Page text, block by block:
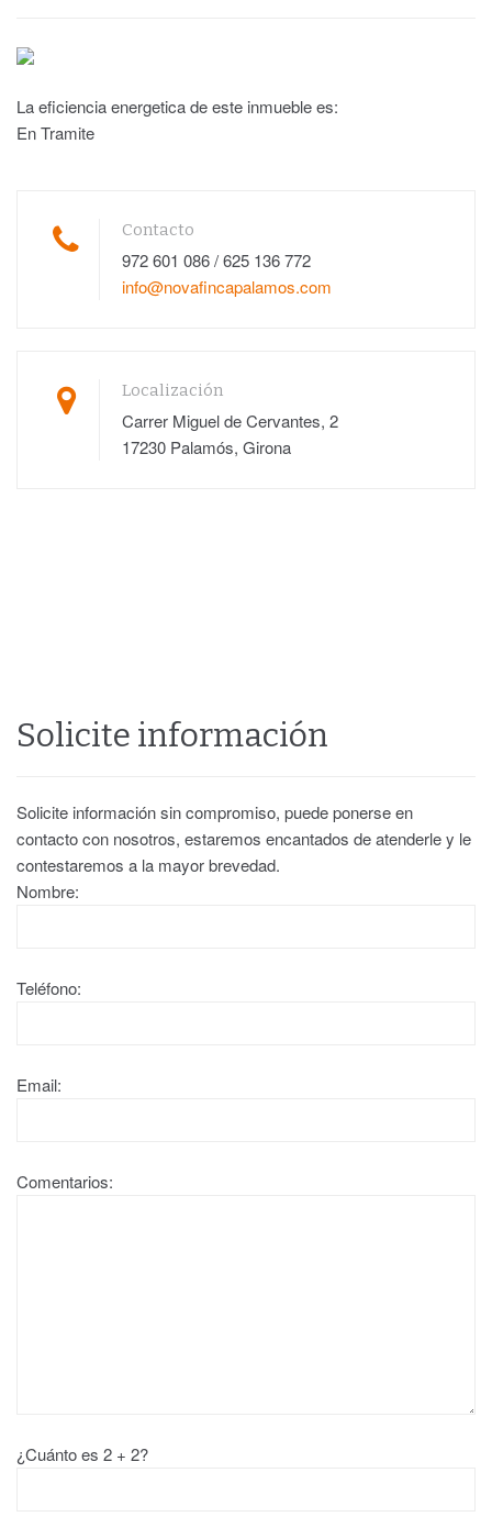
La eficiencia energetica de este inmueble es:
En Tramite
Contacto
972 601 086 / 625 136 772
info@novafincapalamos.com
Localización
Carrer Miguel de Cervantes, 2
17230 Palamós, Girona
Solicite información
Solicite información sin compromiso, puede ponerse en
contacto con nosotros, estaremos encantados de atenderle y le
contestaremos a la mayor brevedad.
Nombre:
Teléfono:
Email:
Comentarios:
¿Cuánto es 2 + 2?